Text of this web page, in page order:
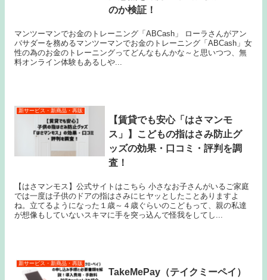
のか検証！
マンツーマンでお金のトレーニング「ABCash」 ローラさんがアン
バサダーを務めるマンツーマンでお金のトレーニング「ABCash」女
性の為のお金のトレーニングってどんなもんかな～と思いつつ、無
料オンライン体験もあるしや...
新サービス・新商品・再販
【賃貸でも安心「はさマンモ
ス」】こどもの指はさみ防止グ
ッズの効果・口コミ・評判を調
査！
【はさマンモス】公式サイトはこちら 小さなお子さんがいるご家庭
では一度は子供のドアの指はさみにヒヤッとしたことありますよ
ね。立てるようになった１歳～４歳ぐらいのこどもって、親の私達
が想像もしていないスキマに手を突っ込んで怪我をしてし...
新サービス・新商品・再販
TakeMePay（テイクミーペイ）